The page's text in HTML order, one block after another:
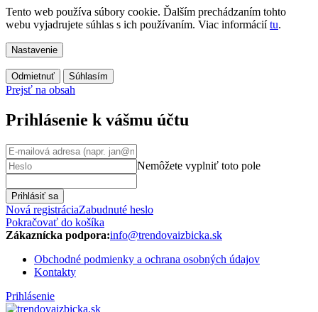
Tento web používa súbory cookie. Ďalším prechádzaním tohto
webu vyjadrujete súhlas s ich používaním. Viac informáciítu.
Nastavenie
Odmietnuť Súhlasím
Prejsť na obsah
Prihlásenie k vášmu účtu
Nemôžete vyplniť toto pole
Prihlásiť sa
Nová registráciaZabudnuté heslo
Pokračovať do košíka
Zákaznícka podpora:info@trendovaizbicka.sk
Obchodné podmienky a ochrana osobných údajov
Kontakty
Prihlásenie